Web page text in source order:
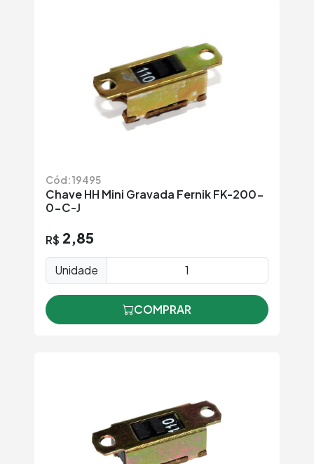
Cód: 19495
Chave HH Mini Gravada Fernik FK-200-
0-C-J
R$ 2,85
Unidade
COMPRAR